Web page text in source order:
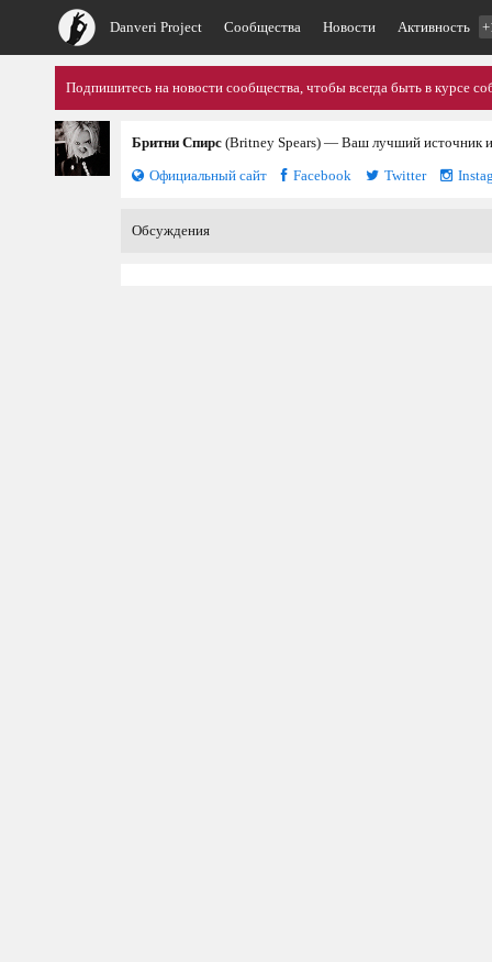
Danveri Project Сообщества Новости Активность
Подпишитесь на новости сообщества, чтобы всегда быть в курсе
Бритни Спирс (Britney Spears) — Ваш лучший источник
Официальный сайт
Facebook Twitter
Обсуждения